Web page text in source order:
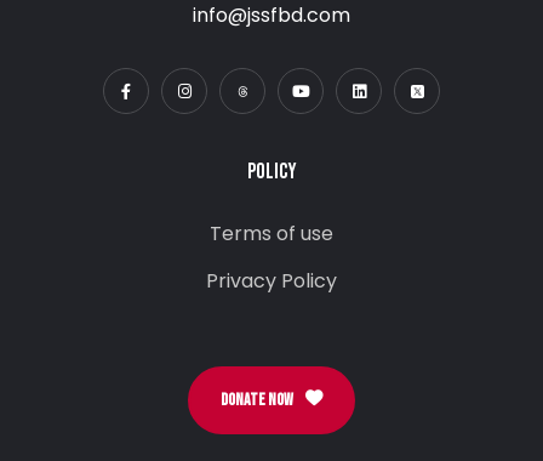
info@jssfbd.com
POLICY
Terms of use
Privacy Policy
DONATE NOW